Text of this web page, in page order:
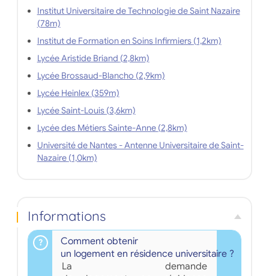
Institut Universitaire de Technologie de Saint Nazaire
(78m)
Institut de Formation en Soins Infirmiers (1,2km)
Lycée Aristide Briand (2,8km)
Lycée Brossaud-Blancho (2,9km)
Lycée Heinlex (359m)
Lycée Saint-Louis (3,6km)
Lycée des Métiers Sainte-Anne (2,8km)
Université de Nantes - Antenne Universitaire de Saint-
Nazaire (1,0km)
Informations
Comment obtenir
un logement en résidence universitaire ?
La demande